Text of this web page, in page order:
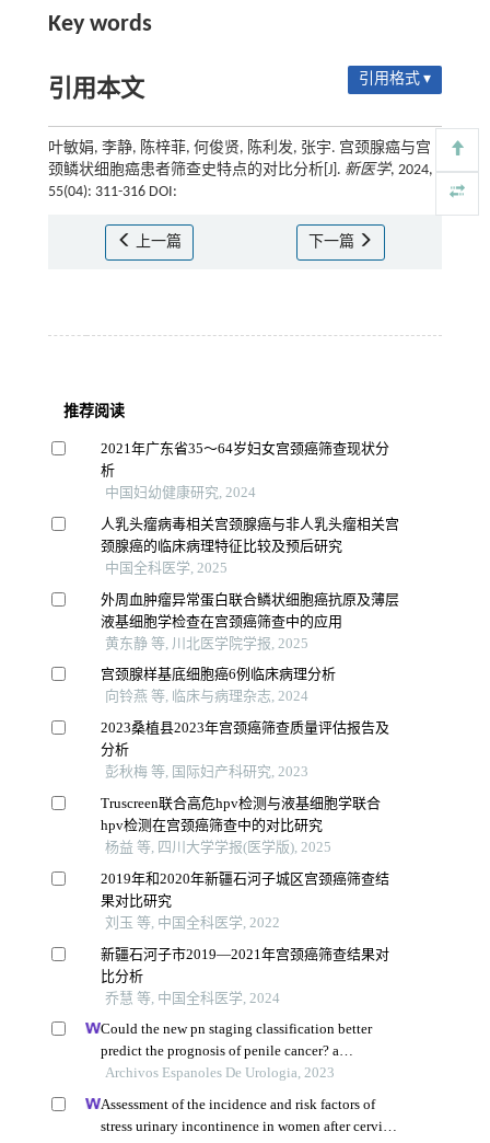
Key words
引用本文 引用格式 ▾
叶敏娟, 李静, 陈梓菲, 何俊贤, 陈利发, 张宇. 宫颈腺癌与宫
颈鳞状细胞癌患者筛查史特点的对比分析[J]. 新医学, 2024,
55(04): 311-316 DOI:
上一篇 下一篇